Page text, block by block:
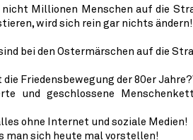
nicht Millionen Menschen auf die
wird sich rein gar nichts ändern!
bei den Ostermärschen auf die
die Friedensbewegung der 80er
und geschlossene
ohne Internet und soziale Medien!
man sich heute mal vorstellen!